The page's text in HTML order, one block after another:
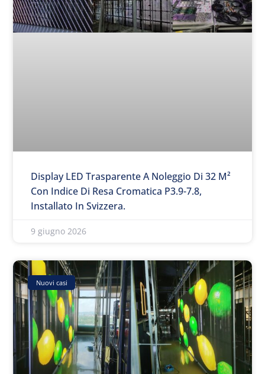
Display LED Trasparente A Noleggio Di 32 M²
Con Indice Di Resa Cromatica P3.9-7.8,
Installato In Svizzera.
9 giugno 2026
Nuovi casi